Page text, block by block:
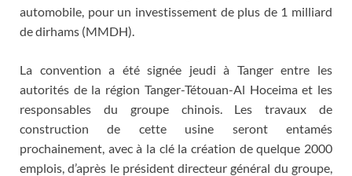
automobile, pour un investissement de plus de 1 milliard
de dirhams (MMDH).
La convention a été signée jeudi à Tanger entre les
autorités de la région Tanger-Tétouan-Al Hoceima et les
responsables du groupe chinois. Les travaux de
construction de cette usine seront entamés
prochainement, avec à la clé la création de quelque 2000
emplois, d’après le président directeur général du groupe,